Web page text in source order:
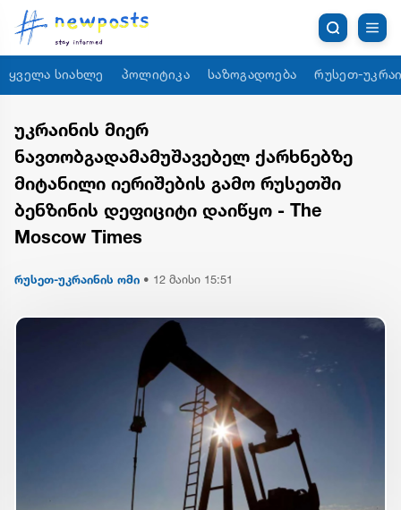
ყველა სიახლე პოლიტიკა საზოგადოება რუსეთ-
უკრაინის მიერ
ნავთობგადამამუშავებელ ქარხნებზე
მიტანილი იერიშების გამო რუსეთში
ბენზინის დეფიციტი დაიწყო - The
Moscow Times
რუსეთ-უკრაინის ომი • 12 მაისი 15:51